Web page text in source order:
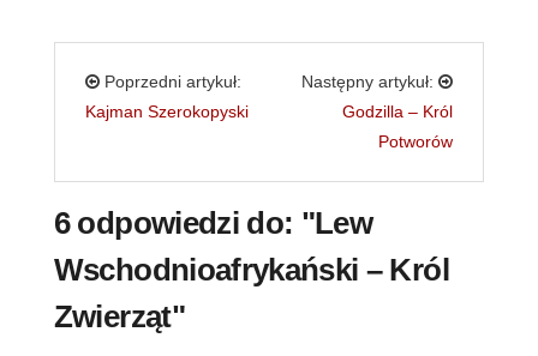
Poprzedni artykuł:
Kajman Szerokopyski
Następny artykuł:
Godzilla – Król
Potworów
6 odpowiedzi do: "Lew
Wschodnioafrykański – Król
Zwierząt"